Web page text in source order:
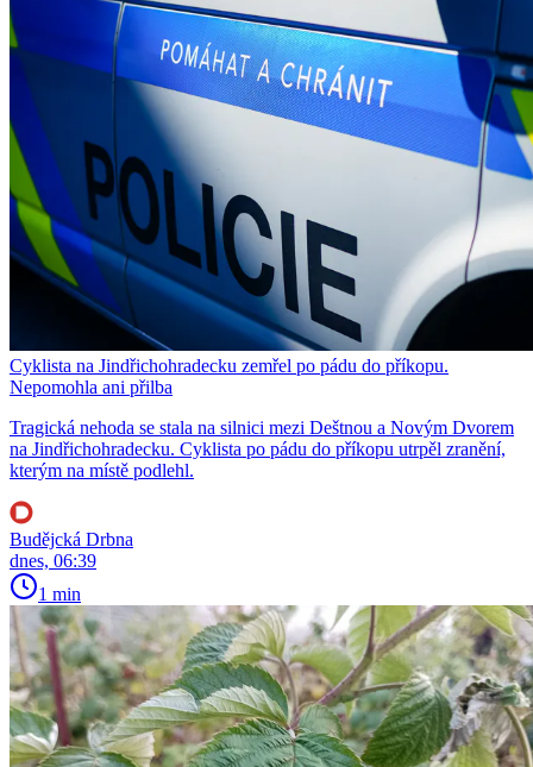
Cyklista na Jindřichohradecku zemřel po pádu do příkopu.
Nepomohla ani přilba
Tragická nehoda se stala na silnici mezi Deštnou a Novým Dvorem
na Jindřichohradecku. Cyklista po pádu do příkopu utrpěl zranění,
kterým na místě podlehl.
Budějcká Drbna
dnes, 06:39
1 min